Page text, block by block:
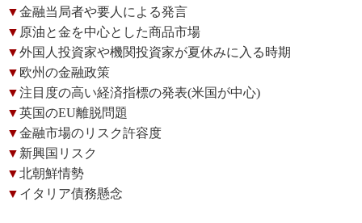
▼金融当局者や要人による発言
▼ 原油と金を中心とした商品市場
▼外国人投資家や機関投資家が夏休みに入る時期
▼ 欧州の金融政策
▼注目度の高い経済指標の発表(米国が中心)
▼英国のEU離脱問題
▼金融市場のリスク許容度
▼ 新興国リスク
▼北朝鮮情勢
▼ イタリア債務懸念